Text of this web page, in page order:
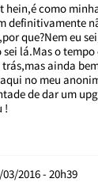
hein,é como
definitivamente
que?Nem eu
lá.Mas o tempo
ainda
no meu
de dar um
!
03/2016 - 20h39